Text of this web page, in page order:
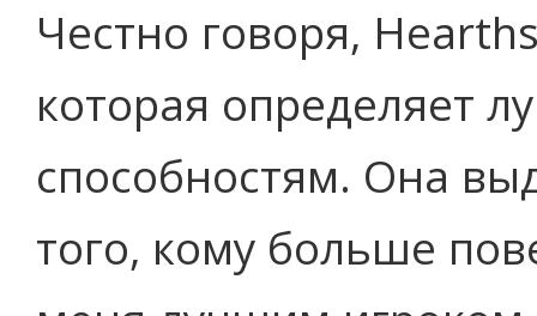
Честно говоря,
которая определяет
способностям. Она
того, кому больше